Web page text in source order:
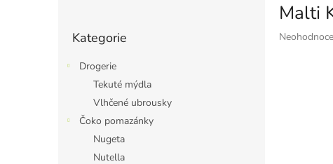
kategorie
Kategorie
Drogerie
Tekuté mýdla
Vlhčené ubrousky
Čoko pomazánky
Nugeta
Nutella
Malti
Průměrné